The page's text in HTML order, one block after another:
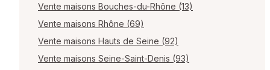
Vente maisons Bouches-du-Rhône (13)
Vente maisons Rhône (69)
Vente maisons Hauts de Seine (92)
Vente maisons Seine-Saint-Denis (93)